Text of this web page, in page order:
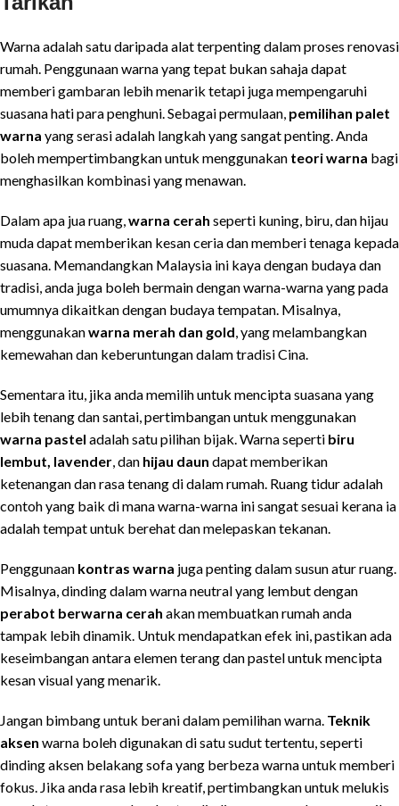
Warna adalah satu daripada alat terpenting dalam proses renovasi
rumah. Penggunaan warna yang tepat bukan sahaja dapat
memberi gambaran lebih menarik tetapi juga mempengaruhi
suasana hati para penghuni. Sebagai permulaan, pemilihan palet
warna yang serasi adalah langkah yang sangat penting. Anda
boleh mempertimbangkan untuk menggunakan teori warna bagi
menghasilkan kombinasi yang menawan.
Dalam apa jua ruang, warna cerah seperti kuning, biru, dan hijau
muda dapat memberikan kesan ceria dan memberi tenaga kepada
suasana. Memandangkan Malaysia ini kaya dengan budaya dan
tradisi, anda juga boleh bermain dengan warna-warna yang pada
umumnya dikaitkan dengan budaya tempatan. Misalnya,
menggunakanwarna merah dan gold , yang melambangkan
kemewahan dan keberuntungan dalam tradisi Cina.
Sementara itu, jika anda memilih untuk mencipta suasana yang
lebih tenang dan santai, pertimbangan untuk menggunakan
warna pastel adalah satu pilihan bijak. Warna seperti biru
lembut, lavender , dan hijau daun dapat memberikan
ketenangan dan rasa tenang di dalam rumah. Ruang tidur adalah
contoh yang baik di mana warna-warna ini sangat sesuai kerana ia
adalah tempat untuk berehat dan melepaskan tekanan.
Penggunaan kontras warna juga penting dalam susun atur ruang.
Misalnya, dinding dalam warna neutral yang lembut dengan
perabot berwarna cerah akan membuatkan rumah anda
tampak lebih dinamik. Untuk mendapatkan efek ini, pastikan ada
keseimbangan antara elemen terang dan pastel untuk mencipta
kesan visual yang menarik.
Jangan bimbang untuk berani dalam pemilihan warna. Teknik
aksen warna boleh digunakan di satu sudut tertentu, seperti
dinding aksen belakang sofa yang berbeza warna untuk memberi
fokus. Jika anda rasa lebih kreatif, pertimbangkan untuk melukis